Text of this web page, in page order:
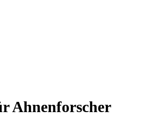
Ahnenforscher